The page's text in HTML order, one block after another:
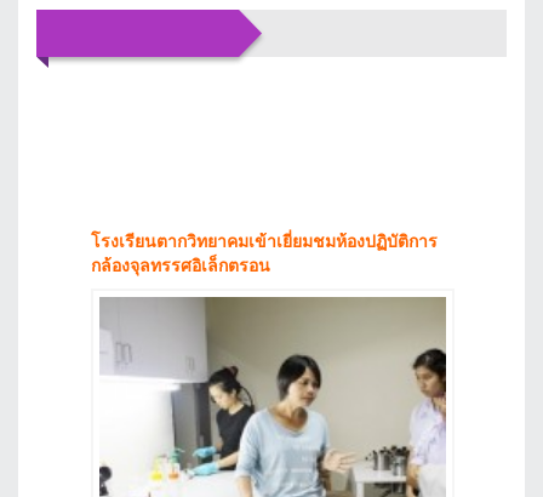
โรงเรียนตากวิทยาคมเข้าเยี่ยมชมห้องปฏิบัติการ
กล้องจุลทรรศอิเล็กตรอน